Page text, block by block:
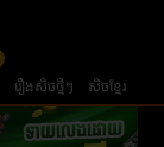
រឿងសិចថ្មីៗ សិចខ្មែរ